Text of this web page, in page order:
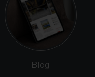
Blog